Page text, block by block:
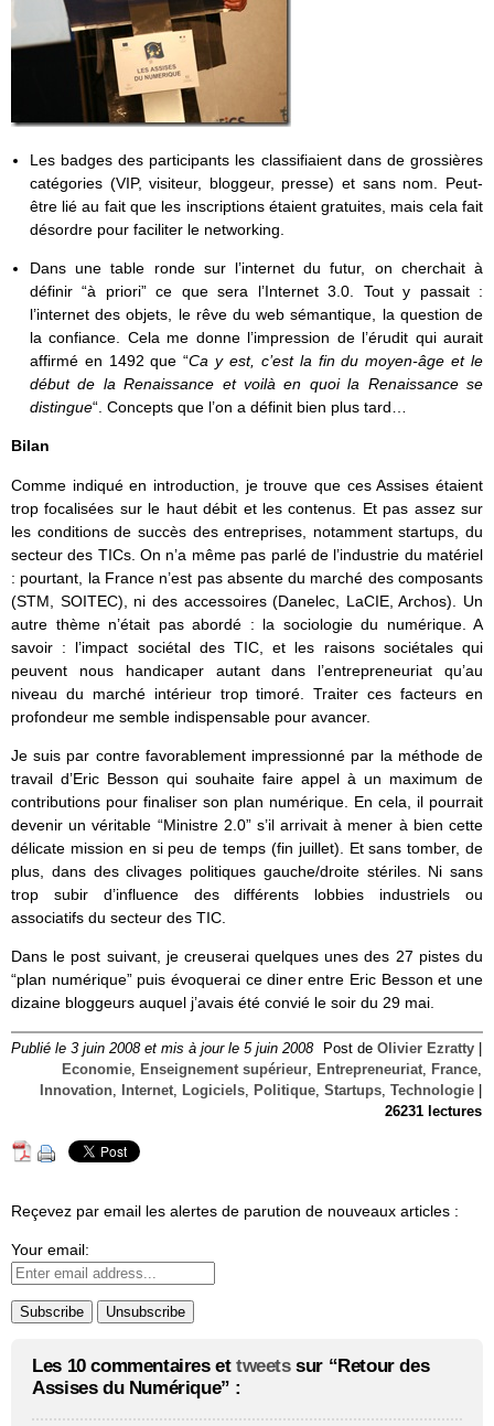
Les badges des participants les classifiaient dans de grossières
catégories (VIP, visiteur, bloggeur, presse) et sans nom. Peut-
être lié au fait que les inscriptions étaient gratuites, mais cela fait
désordre pour faciliter le networking.
Dans une table ronde sur l’internet du futur, on cherchait à
définir “à priori” ce que sera l’Internet 3.0. Tout y passait :
l’internet des objets, le rêve du web sémantique, la question de
la confiance. Cela me donne l’impression de l’érudit qui aurait
affirmé en 1492 que “Ca y est, c’est la fin du moyen-âge et le
début de la Renaissance et voilà en quoi la Renaissance se
distingue“. Concepts que l’on a définit bien plus tard…
Bilan
Comme indiqué en introduction, je trouve que ces Assises étaient
trop focalisées sur le haut débit et les contenus. Et pas assez sur
les conditions de succès des entreprises, notamment startups, du
secteur des TICs. On n’a même pas parlé de l’industrie du matériel
: pourtant, la France n’est pas absente du marché des composants
(STM, SOITEC), ni des accessoires (Danelec, LaCIE, Archos). Un
autre thème n’était pas abordé : la sociologie du numérique. A
savoir : l’impact sociétal des TIC, et les raisons sociétales qui
peuvent nous handicaper autant dans l’entrepreneuriat qu’au
niveau du marché intérieur trop timoré. Traiter ces facteurs en
profondeur me semble indispensable pour avancer.
Je suis par contre favorablement impressionné par la méthode de
travail d’Eric Besson qui souhaite faire appel à un maximum de
contributions pour finaliser son plan numérique. En cela, il pourrait
devenir un véritable “Ministre 2.0” s’il arrivait à mener à bien cette
délicate mission en si peu de temps (fin juillet). Et sans tomber, de
plus, dans des clivages politiques gauche/droite stériles. Ni sans
trop subir d’influence des différents lobbies industriels ou
associatifs du secteur des TIC.
Dans le post suivant, je creuserai quelques unes des 27 pistes du
“plan numérique” puis évoquerai ce diner entre Eric Besson et une
dizaine bloggeurs auquel j’avais été convié le soir du 29 mai.
Publié le 3 juin 2008 et mis à jour le 5 juin 2008 Post de Olivier Ezratty
Economie
Enseignement supérieur Entrepreneuriat France
Innovation
Internet Logiciels Politique Startups Technologie
26231 lectures
Reçevez par email les alertes de parution de nouveaux articles :
Your email:
Les 10 commentaires et tweetssur “Retour des
Assises du Numérique” :